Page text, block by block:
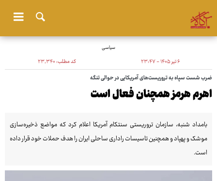
سیاسی
۶ تیر ۱۴۰۵ - ۲۳:۴۷ کد مطلب:۲۳٬۳۴۰
ضرب شست سپاه به تروریست‌های آمریکایی در حوالی تنگه
اهرم هرمز همچنان فعال است
بامداد شنبه، سازمان تروریستی سنتکام آمریکا اعلام کرد که مواضع ذخیره‌سازی
موشک و پهپاد و همچنین تاسیسات راداری ساحلی ایران را هدف حملات خود قرار داده
است.